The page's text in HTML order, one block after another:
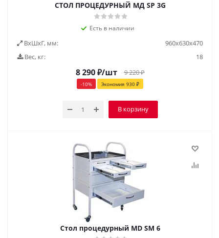
СТОЛ ПРОЦЕДУРНЫЙ МД SP 3G
Есть в наличии
ВxШxГ, мм:
960х630х470
Вес, кг:
18
8 290₽/шт 9 220₽
-10% Экономия 930 ₽
В корзину
Стол процедурный MD SM 6